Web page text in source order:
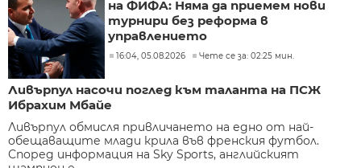
на ФИФА: Няма да приемем нови
турнири без реформа в
управлението
16:04, 05.08.2026 Чете се за: 02:25 мин.
Ливърпул насочи поглед към таланта на ПСЖ
Ибрахим Мбайе
Ливърпул обмисля привличането на едно от най-
обещаващите млади крила във френския футбол.
Според информация на Sky Sports, английският